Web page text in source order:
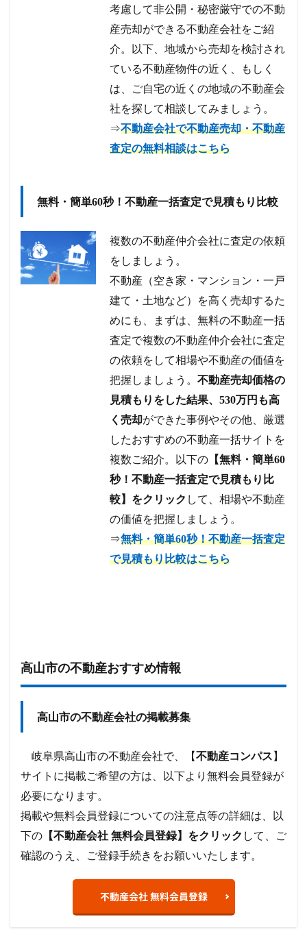
考慮して非公開・秘密厳守での不動
産売却ができる不動産会社をご紹
介。以下、地域から売却を検討され
ている不動産物件の近く、もしく
は、ご自宅の近くの地域の不動産会
社を探して相談してみましょう。
⇒不動産会社で不動産売却・不動産
査定の無料相談はこちら
無料・簡単60秒！不動産一括査定で見積もり比較
複数の不動産仲介会社に査定の依頼
をしましょう。
不動産（空き家・マンション・一戸
建て・土地など）を高く売却するた
めにも、まずは、無料の不動産一括
査定で複数の不動産仲介会社に査定
の依頼をして相場や不動産の価値を
把握しましょう。不動産売却価格の
見積もりをした結果、530万円も高
く売却ができた事例やその他、厳選
したおすすめの不動産一括サイトを
複数ご紹介。以下の 【無料・簡単60
秒！不動産一括査定で見積もり比
較】をクリック して、相場や不動産
の価値を把握しましょう。
⇒無料・簡単60秒！不動産一括査定
で見積もり比較はこちら
高山市の不動産おすすめ情報
高山市の不動産会社の掲載募集
岐阜県高山市の不動産会社で、【不動産コンパス 】
サイトに掲載ご希望の方は、以下より無料会員登録が
必要になります。
掲載や無料会員登録についての注意点等の詳細は、以
下の 【不動産会社 無料会員登録】をクリック して、ご
確認のうえ、ご登録手続きをお願いいたします。
不動産会社 無料会員登録